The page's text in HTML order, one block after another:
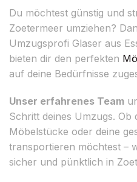
Du möchtest günstig und
Zoetermeer umziehen?
Umzugsprofi Glaser aus
bieten dir den perfekten
auf deine Bedürfnisse
Unser erfahrenes Team
Schritt deines Umzugs. Ob
Möbelstücke oder deine
transportieren möchtest –
sicher und pünktlich in